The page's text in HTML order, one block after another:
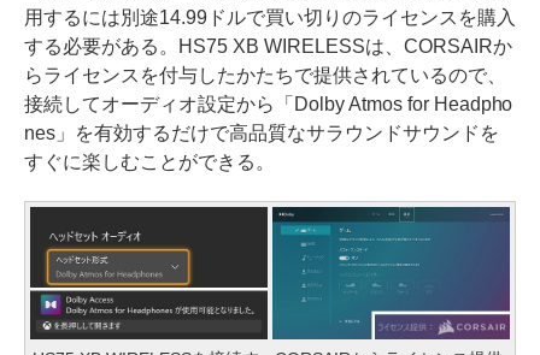
用するには別途14.99ドルで買い切りのライセンスを購入
する必要がある。HS75 XB WIRELESSは、CORSAIRか
らライセンスを付与したかたちで提供されているので、
接続してオーディオ設定から「Dolby Atmos for Headpho
nes」を有効するだけで高品質なサラウンドサウンドを
すぐに楽しむことができる。